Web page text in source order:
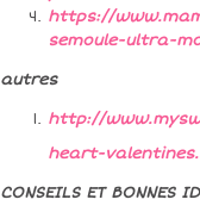
https://
semoule-ultra-
autres
http://
heart-
CONSEILS ET BONNES